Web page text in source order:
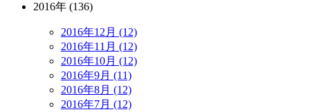
2016年 (136)
2016年12月 (12)
2016年11月 (12)
2016年10月 (12)
2016年9月 (11)
2016年8月 (12)
2016年7月 (12)